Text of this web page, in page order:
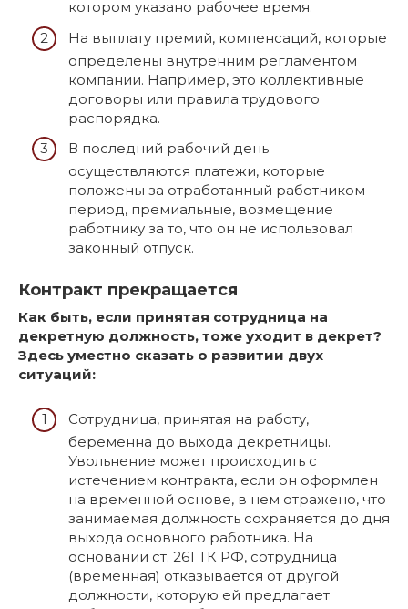
котором указано рабочее время.
На выплату премий, компенсаций, которые
определены внутренним регламентом
компании. Например, это коллективные
договоры или правила трудового
распорядка.
В последний рабочий день
осуществляются платежи, которые
положены за отработанный работником
период, премиальные, возмещение
работнику за то, что он не использовал
законный отпуск.
Контракт прекращается
Как быть, если принятая сотрудница на
декретную должность, тоже уходит в декрет?
Здесь уместно сказать о развитии двух
ситуаций:
Сотрудница, принятая на работу,
беременна до выхода декретницы.
Увольнение может происходить с
истечением контракта, если он оформлен
на временной основе, в нем отражено, что
занимаемая должность сохраняется до дня
выхода основного работника. На
основании ст. 261 ТК РФ, сотрудница
(временная) отказывается от другой
должности, которую ей предлагает